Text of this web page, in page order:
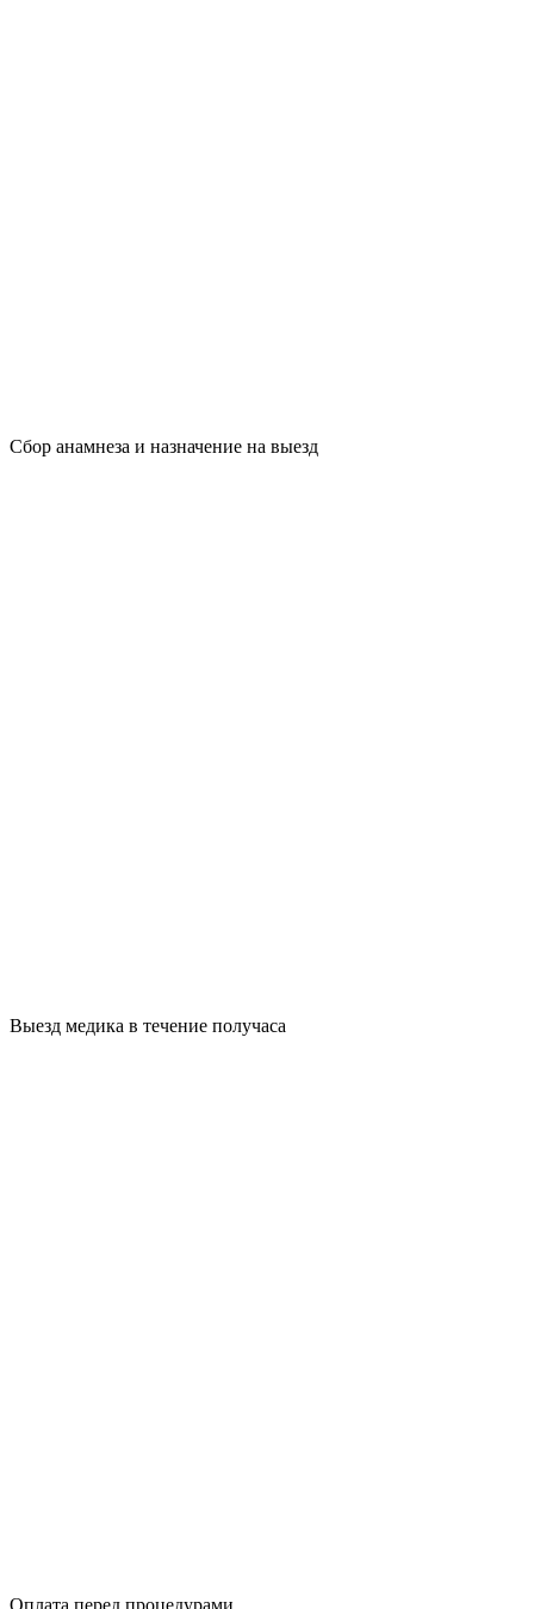
Сбор анамнеза и назначение на выезд
Выезд медика в течение получаса